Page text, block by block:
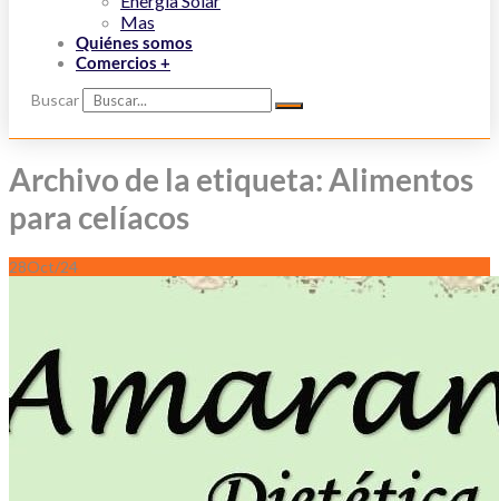
Mas
Quiénes somos
Comercios +
Buscar
Archivo de la etiqueta: Alimentos
para celíacos
28Oct/24